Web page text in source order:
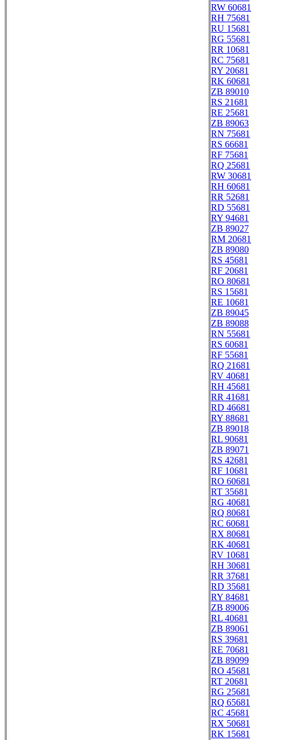
RW 60681
RH 75681
RU 15681
RG 55681
RR 10681
RC 75681
RY 20681
RK 60681
ZB 89010
RS 21681
RE 25681
ZB 89063
RN 75681
RS 66681
RF 75681
RQ 25681
RW 30681
RH 60681
RR 52681
RD 55681
RY 94681
ZB 89027
RM 20681
ZB 89080
RS 45681
RF 20681
RO 80681
RS 15681
RE 10681
ZB 89045
ZB 89088
RN 55681
RS 60681
RF 55681
RQ 21681
RV 40681
RH 45681
RR 41681
RD 46681
RY 88681
ZB 89018
RL 90681
ZB 89071
RS 42681
RF 10681
RO 60681
RT 35681
RG 40681
RQ 80681
RC 60681
RX 80681
RK 40681
RV 10681
RH 30681
RR 37681
RD 35681
RY 84681
ZB 89006
RL 40681
ZB 89061
RS 39681
RE 70681
ZB 89099
RO 45681
RT 20681
RG 25681
RQ 65681
RC 45681
RX 50681
RK 15681